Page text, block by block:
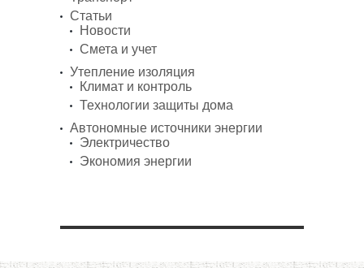
Статьи
Новости
Смета и учет
Утепление изоляция
Климат и контроль
Технологии защиты дома
Автономные источники энергии
Электричество
Экономия энергии